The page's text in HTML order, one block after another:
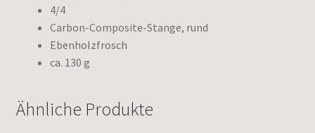
4/4
Carbon-Composite-Stange, rund
Ebenholzfrosch
ca. 130 g
Ähnliche Produkte